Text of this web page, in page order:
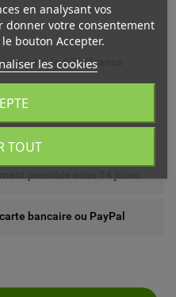
partir de 69€ (France
relais (France
bancaire ou PayPal
en analysant vos
donner votre consentement
bouton Accepter.
les cookies
TOUT